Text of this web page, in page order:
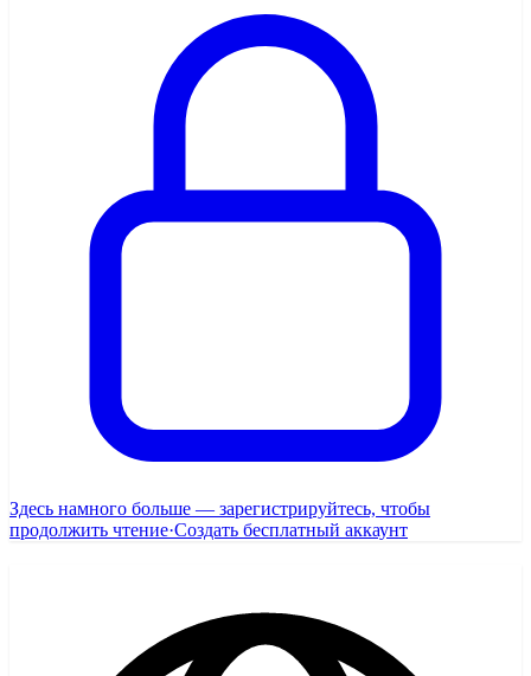
Здесь намного больше — зарегистрируйтесь, чтобы
продолжить чтение·Создать бесплатный аккаунт